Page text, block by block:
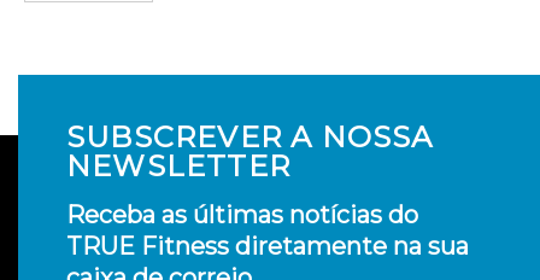
SUBSCREVER A NOSSA
NEWSLETTER
Receba as últimas notícias do
TRUE Fitness diretamente na sua